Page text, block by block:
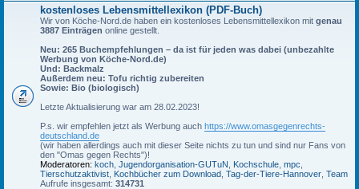
kostenloses Lebensmittellexikon (PDF-Buch)
Wir von Köche-Nord.de haben ein kostenloses Lebensmittellexikon mit genau
3887 Einträgen online gestellt.
Neu: 265 Buchempfehlungen – da ist für jeden was dabei (unbezahlte
Werbung von Köche-Nord.de)
Und: Backmalz
Außerdem neu: Tofu richtig zubereiten
Sowie: Bio (biologisch)
Letzte Aktualisierung war am 28.02.2023!
P.s. wir empfehlen jetzt als Werbung auch https://www.omasgegenrechts-
deutschland.de
(wir haben allerdings auch mit dieser Seite nichts zu tun und sind nur Fans von
den "Omas gegen Rechts")!
Moderatoren: koch Jugendorganisation-GUTuN Kochschule mpc
Tierschutzaktivist Kochbücher zum Download Tag-der-Tiere-Hannover Team
Aufrufe insgesamt: 314731